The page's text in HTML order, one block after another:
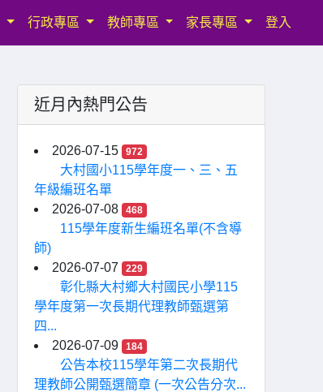
行政專區 教師專區 家長專區 登入
近月內熱門公告
2026-07-15 972
大村國小115學年度一、三、五
年級編班名單
2026-07-08
468
115學年度新生編班名單(不含導
師)
2026-07-07
229
彰化縣大村鄉大村國民小學115
學年度第一次長期代理教師甄選第
四...
2026-07-09
184
公告本校115學年第二次長期代
理教師公開甄選簡章 (一次公告分次...